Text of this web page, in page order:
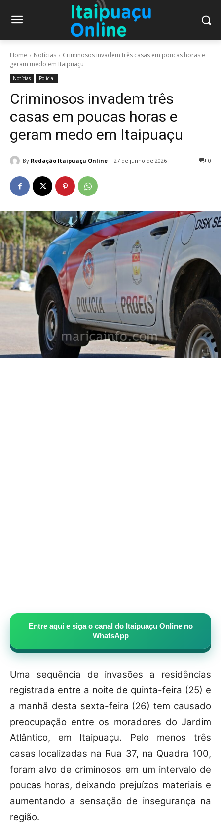
Home Notícias
Criminosos invadem três casas em poucas horas e
geram medo em Itaipuaçu
Notícias Policial
Criminosos invadem três
casas em poucas horas e
geram medo em Itaipuaçu
By Redação Itaipuaçu Online 27 de junho de 2026 0
Entre aqui e siga o canal do Itaipuaçu Online no
WhatsApp
Uma sequência de invasões a residências
registrada entre a noite de quinta-feira (25) e
a manhã desta sexta-feira (26) tem causado
preocupação entre os moradores do Jardim
Atlântico, em Itaipuaçu. Pelo menos três
casas localizadas na Rua 37, na Quadra 100,
foram alvo de criminosos em um intervalo de
poucas horas, deixando prejuízos materiais e
aumentando a sensação de insegurança na
região.